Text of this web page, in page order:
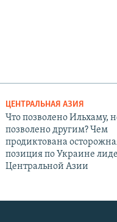
ЦЕНТРАЛЬНАЯ АЗИЯ
Что позволено Ильхаму,
позволено другим? Чем
продиктована
позиция по Украине
Центральной Азии